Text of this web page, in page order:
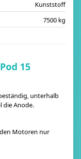
Kunststoff
7500 kg
15
unterhalb
die Anode.
Motoren nur